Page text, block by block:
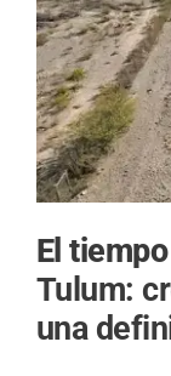
El
Tulum:
una